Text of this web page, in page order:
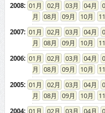
2008: 01 02 03 04
08
09 10 11
2007: 01 02 03 04
08
09 10 11
2006: 01 02 03 04
08
09 10 11
2005: 01 02 03 04
08
09 10 11
2004: 01 02 03 04